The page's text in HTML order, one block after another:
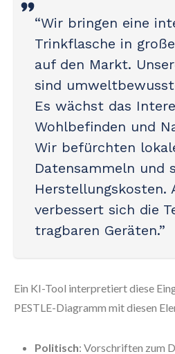
“Wir bringen eine
Trinkflasche in
auf den Markt.
sind
Es wächst das
Wohlbefinden und
Wir befürchten
Datensammeln und
Herstellungskosten.
verbessert sich die
tragbaren Geräten.”
Ein KI-Tool interpretiert diese
PESTLE-Diagramm mit diesen
Politisch: Vorschriften zum